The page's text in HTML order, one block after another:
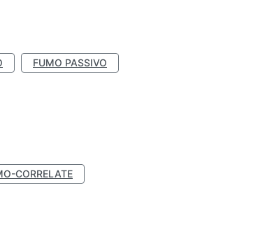
FUMO PASSIVO
CORRELATE